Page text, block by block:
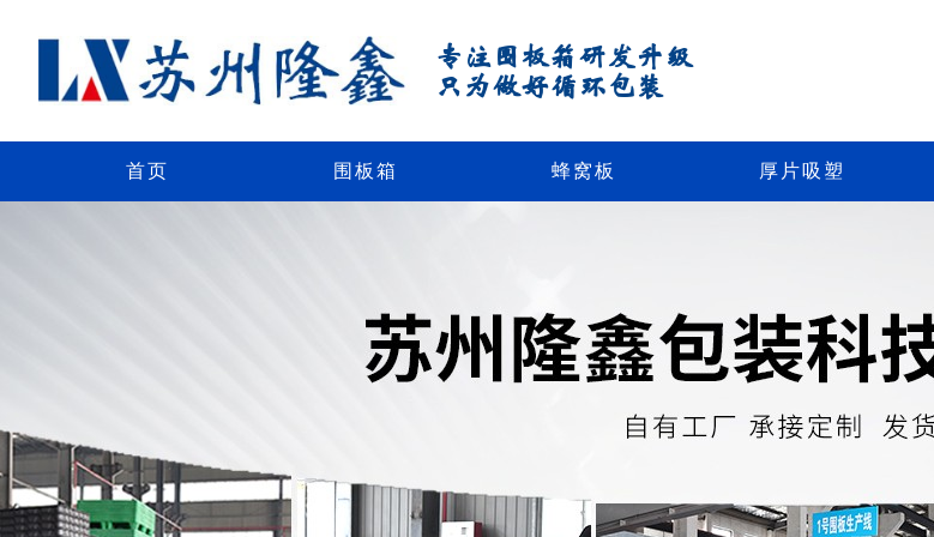
专注围板箱研发升级
只为做好循环包装
首页 围板箱 蜂窝板 厚片吸塑